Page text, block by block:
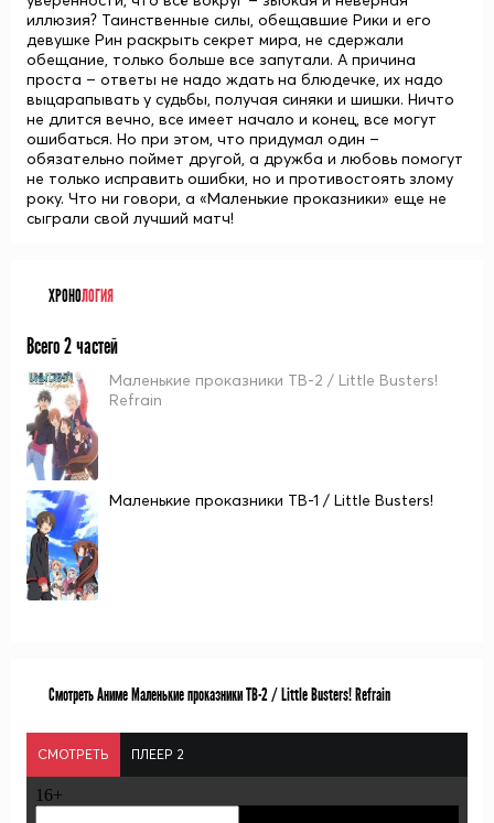
иллюзия? Таинственные силы, обещавшие Рики и его
девушке Рин раскрыть секрет мира, не сдержали
обещание, только больше все запутали. А причина
проста – ответы не надо ждать на блюдечке, их надо
выцарапывать у судьбы, получая синяки и шишки. Ничто
не длится вечно, все имеет начало и конец, все могут
ошибаться. Но при этом, что придумал один –
обязательно поймет другой, а дружба и любовь помогут
не только исправить ошибки, но и противостоять злому
року. Что ни говори, а «Маленькие проказники» еще не
сыграли свой лучший матч!
ХРОНОЛОГИЯ
Всего 2 частей
Маленькие проказники ТВ-2 / Little Busters!
Refrain
Маленькие проказники ТВ-1 / Little Busters!
Смотреть Аниме Маленькие проказники ТВ-2 / Little Busters! Refrain
СМОТРЕТЬ ПЛЕЕР 2